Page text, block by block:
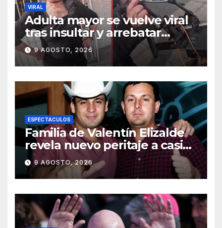
VIRAL
Adulta mayor se vuelve viral
tras insultar y arrebatar
celular a repartidor
9 AGOSTO, 2026
ESPECTACULOS
Familia de Valentín Elizalde
revela nuevo peritaje a casi
20 años de su homîcîdîo
9 AGOSTO, 2026